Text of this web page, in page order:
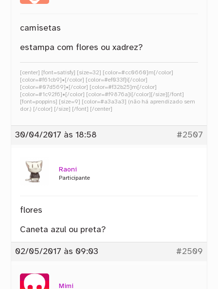
camisetas
estampa com flores ou xadrez?
[center] [font=satisfy] [size=32] [color=#cc0660]m[/color]
[color=#f61cb9]•[/color] [color=#ef033f]i[/color]
[color=#07d569]•[/color] [color=#f32b25]m[/color]
[color=#1c92f6]•[/color] [color=#f9876a]i[/color][/size][/font]
[font=poppins] [size=9] [color=#a3a3a3] (não há aprendizado sem
dor.) [/color] [/size] [/font] [/center]
30/04/2017 às 18:58 #2507
Raoni
Participante
flores
Caneta azul ou preta?
02/05/2017 às 09:03 #2509
Mimi